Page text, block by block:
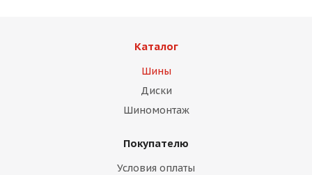
Каталог
Шины
Диски
Шиномонтаж
Покупателю
Условия оплаты